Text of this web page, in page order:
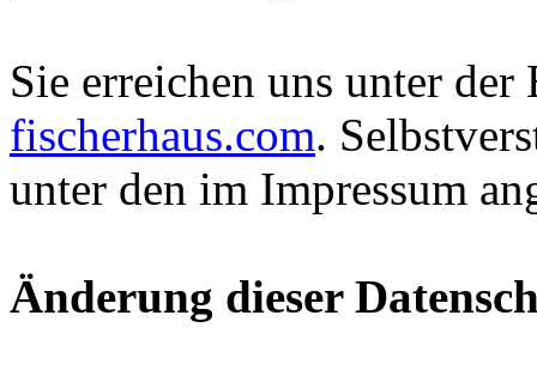
Sie erreichen uns unter
fischerhaus.com.
unter den im Impressum
Änderung dieser